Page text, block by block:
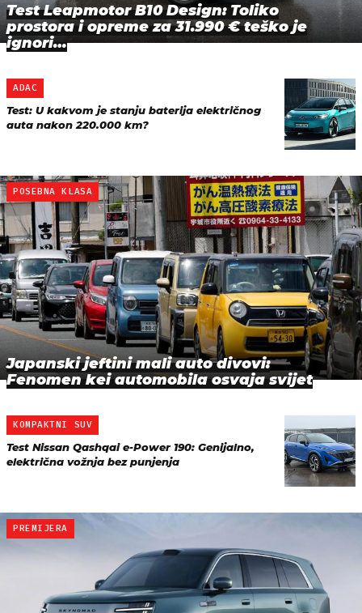
Test Leapmotor B10 Design: Toliko
prostora i opreme za 31.990 € teško je
ignori…
ADAC
Test: U kakvom je stanju baterija električnog
auta nakon 220.000 km?
POSEBNA KLASA
Japanski jeftini mali auto divovi:
Fenomen kei automobila osvaja svijet
KOMPAKTNI SUV
Test Nissan Qashqai e-Power 190: Genijalno,
električna vožnja bez punjenja
PREMIJERA